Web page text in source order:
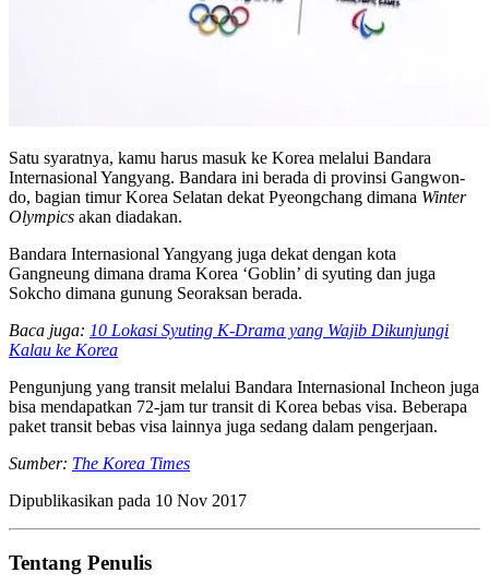
Satu syaratnya, kamu harus masuk ke Korea melalui Bandara
Internasional Yangyang. Bandara ini berada di provinsi Gangwon-
do, bagian timur Korea Selatan dekat Pyeongchang dimana Winter
Olympics akan diadakan.
Bandara Internasional Yangyang juga dekat dengan kota
Gangneung dimana drama Korea ‘Goblin’ di syuting dan juga
Sokcho dimana gunung Seoraksan berada.
Baca juga: 10 Lokasi Syuting K-Drama yang Wajib Dikunjungi
Kalau ke Korea
Pengunjung yang transit melalui Bandara Internasional Incheon juga
bisa mendapatkan 72-jam tur transit di Korea bebas visa. Beberapa
paket transit bebas visa lainnya juga sedang dalam pengerjaan.
Sumber: The Korea Times
Dipublikasikan pada 10 Nov 2017
Tentang Penulis